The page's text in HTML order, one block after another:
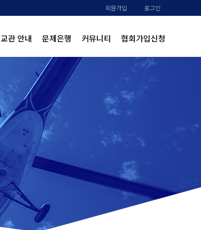
회원가입 로그인
관 안내 문제은행 커뮤니티 협회가입신청